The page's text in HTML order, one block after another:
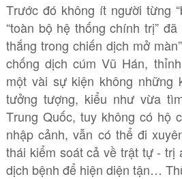
Trước đó không ít người từng
“toàn bộ hệ thống chính trị” đã
thắng trong chiến dịch mở
chống dịch cúm Vũ Hán,
một vài sự kiện không những
tưởng tượng, kiểu như vừa
Trung Quốc, tuy không có hộ
nhập cảnh, vẫn có thể đi
thái kiểm soát cả về trật tự - trị
dịch bệnh để hiện diện tận…